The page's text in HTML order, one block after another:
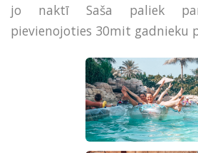
jo naktī Saša paliek
pievienojoties 30mit gadnieku